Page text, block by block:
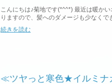
こんにちは♪菊地です(*^^*) 最近は暖か
りますので、髪へのダメージも少なく
続きを読む
≪ツヤっと寒色★イルミ